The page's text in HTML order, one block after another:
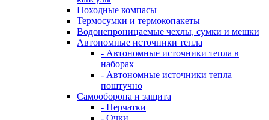
Походные компасы
Термосумки и термокопакеты
Водонепроницаемые чехлы, сумки и мешки
Автономные источники тепла
- Автономные источники тепла в
наборах
- Автономные источники тепла
поштучно
Самооборона и защита
- Перчатки
- Очки